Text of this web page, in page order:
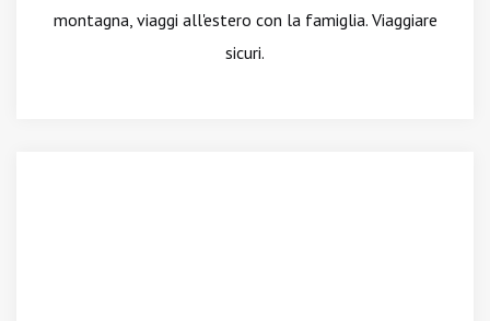
montagna, viaggi all'estero con la famiglia. Viaggiare
sicuri.